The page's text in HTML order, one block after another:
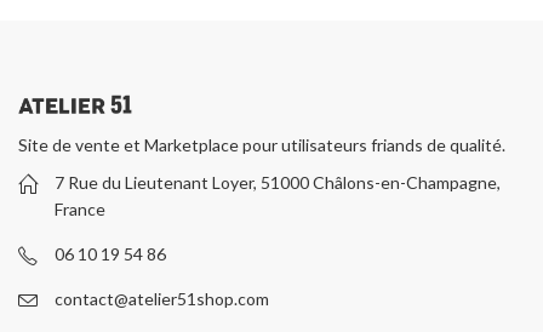
Site de vente et Marketplace pour utilisateurs friands de qualité.
7 Rue du Lieutenant Loyer, 51000 Châlons-en-Champagne,
France
06 10 19 54 86
contact@atelier51shop.com